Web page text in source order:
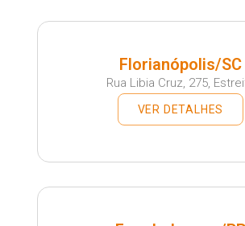
Florianópolis/SC
Rua Libia Cruz, 275,
VER DETALHES